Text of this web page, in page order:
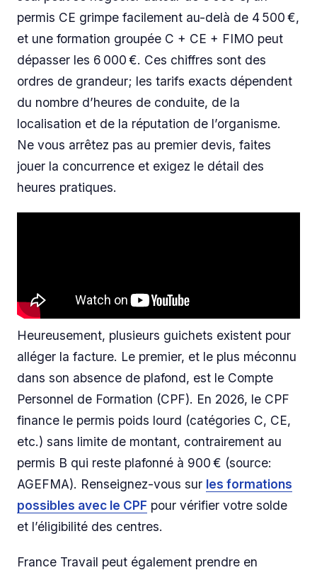
permis CE grimpe facilement au-delà de 4 500 €,
et une formation groupée C + CE + FIMO peut
dépasser les 6 000 €. Ces chiffres sont des
ordres de grandeur; les tarifs exacts dépendent
du nombre d’heures de conduite, de la
localisation et de la réputation de l’organisme.
Ne vous arrêtez pas au premier devis, faites
jouer la concurrence et exigez le détail des
heures pratiques.
Heureusement, plusieurs guichets existent pour
alléger la facture. Le premier, et le plus méconnu
dans son absence de plafond, est le Compte
Personnel de Formation (CPF). En 2026, le CPF
finance le permis poids lourd (catégories C, CE,
etc.) sans limite de montant, contrairement au
permis B qui reste plafonné à 900 € (source:
AGEFMA). Renseignez-vous sur les formations
possibles avec le CPF pour vérifier votre solde
et l’éligibilité des centres.
France Travail peut également prendre en